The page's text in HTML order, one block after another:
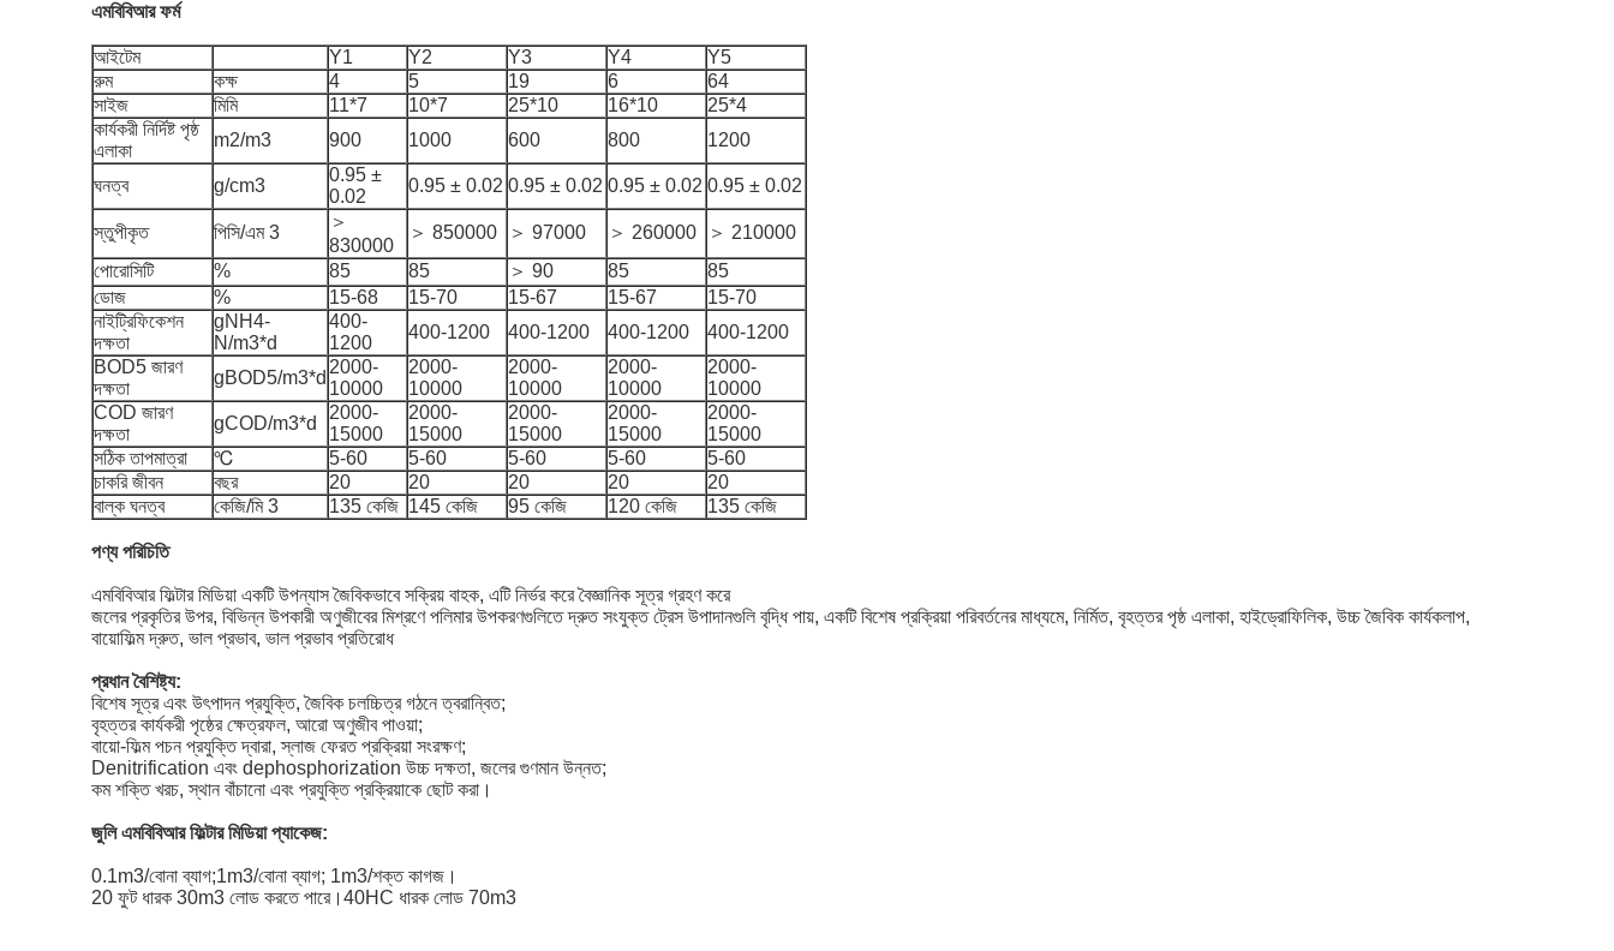
এমবিবিআর ফর্ম
আইটেম Y1 Y2 Y3 Y4
Y5
রুম
কক্ষ 4 5 19 6
64
সাইজ
মিমি 11*7 10*7 25*10 16*10
25*4
কার্যকরী নির্দিষ্ট পৃষ্ঠ
এলাকা
m2/m3 900 1000 600 800 1200
ঘনত্ব g/cm3
0.95 ±
0.02
0.95 ± 0.02 0.95 ± 0.02 0.95 ± 0.02 0.95 ± 0.02
স্তুপীকৃত পিসি/এম 3
＞
830000
＞ 850000 ＞ 97000 ＞ 260000
＞ 210000
পোরোসিটি
% 85 85 ＞ 90 85
85
ডোজ
% 15-68 15-70 15-67 15-67
15-70
নাইট্রিফিকেশন
দক্ষতা
gNH4-
N/m3*d
400-
1200
400-1200 400-1200 400-1200
400-1200
BOD5 জারণ
দক্ষতা
gBOD5/m3*d
2000-
10000
2000-
10000
2000-
10000
2000-
10000
2000-
10000
COD জারণ
দক্ষতা
gCOD/m3*d
2000-
15000
2000-
15000
2000-
15000
2000-
15000
2000-
15000
সঠিক তাপমাত্রা
℃ 5-60 5-60 5-60 5-60
5-60
চাকরি জীবন
বছর 20 20 20 20
20
বাল্ক ঘনত্ব
কেজি/মি 3 135 কেজি 145 কেজি 95 কেজি 120 কেজি 135 কেজি
পণ্য পরিচিতি
এমবিবিআর ফিল্টার মিডিয়া একটি উপন্যাস জৈবিকভাবে সক্রিয় বাহক, এটি নির্ভর করে বৈজ্ঞানিক সূত্র গ্রহণ করে
জলের প্রকৃতির উপর, বিভিন্ন উপকারী অণুজীবের মিশ্রণে পলিমার উপকরণগুলিতে দ্রুত সংযুক্ত ট্রেস উপাদানগুলি বৃদ্ধি পায়, একটি বিশেষ প্রক্রিয়া পরিবর্তনের মাধ্যমে, নির্মিত, বৃহত্তর পৃষ্ঠ এলাকা, হাইড্রোফিলিক, উচ্চ জৈবিক কার্যকলাপ,
বায়োফিল্ম দ্রুত, ভাল প্রভাব, ভাল প্রভাব প্রতিরোধ
প্রধান বৈশিষ্ট্য:
বিশেষ সূত্র এবং উৎপাদন প্রযুক্তি, জৈবিক চলচ্চিত্র গঠনে ত্বরান্বিত;
বৃহত্তর কার্যকরী পৃষ্ঠের ক্ষেত্রফল, আরো অণুজীব পাওয়া;
বায়ো-ফিল্ম পচন প্রযুক্তি দ্বারা, স্লাজ ফেরত প্রক্রিয়া সংরক্ষণ;
Denitrification এবং dephosphorization উচ্চ দক্ষতা, জলের গুণমান উন্নত;
কম শক্তি খরচ, স্থান বাঁচানো এবং প্রযুক্তি প্রক্রিয়াকে ছোট করা।
জুলিএমবিবিআর ফিল্টার মিডিয়া প্যাকেজ:
0.1m3/বোনা ব্যাগ;1m3/বোনা ব্যাগ; 1m3/শক্ত কাগজ।
20 ফুট ধারক 30m3 লোড করতে পারে।40HC ধারক লোড 70m3